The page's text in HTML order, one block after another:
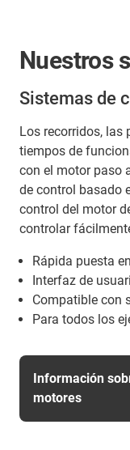
Nuestros
Sistemas de
Los recorridos, las
tiempos de
con el motor paso
de control basado
control del motor
controlar
Rápida puesta
Interfaz de
Compatible con
Para todos los
Información
motores